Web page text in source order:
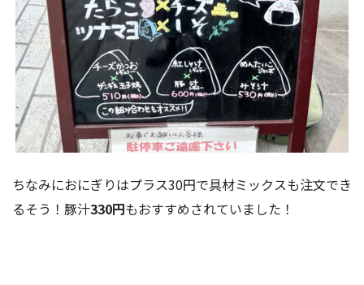
ちなみにおにぎりはプラス30円で具材ミックスも注文でき
るそう！豚汁330円もおすすめされていました！